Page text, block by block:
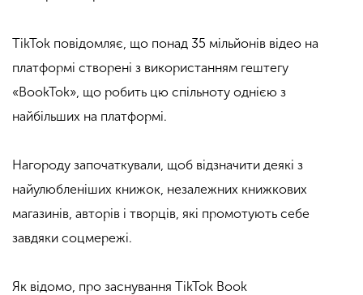
TikTok повідомляє, що понад 35 мільйонів відео на
платформі створені з використанням гештегу
«BookTok», що робить цю спільноту однією з
найбільших на платформі.
Нагороду започаткували, щоб відзначити деякі з
найулюбленіших книжок, незалежних книжкових
магазинів, авторів і творців, які промотують себе
завдяки соцмережі.
Як відомо, про заснування TikTok Book